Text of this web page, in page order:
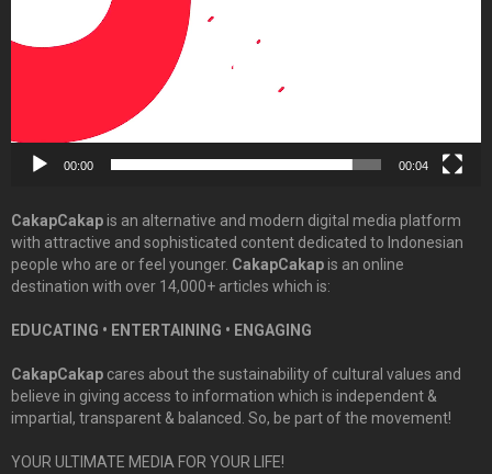
00:00 00:04
CakapCakapis an alternative and modern digital media platform
with attractive and sophisticated content dedicated to Indonesian
people who are or feel younger. CakapCakapis an online
destination with over 14,000+ articles which is:
EDUCATING • ENTERTAINING • ENGAGING
CakapCakap cares about the sustainability of cultural values and
believe in giving access to information which is independent &
impartial, transparent & balanced. So, be part of the movement!
YOUR ULTIMATE MEDIA FOR YOUR LIFE!